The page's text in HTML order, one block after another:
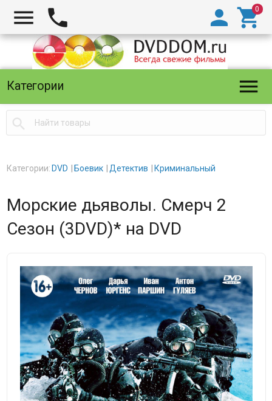
  

Категории 

Категории: DVD Боевик Детектив Криминальный
Морские дьяволы. Смерч 2
Сезон (3DVD)* на DVD